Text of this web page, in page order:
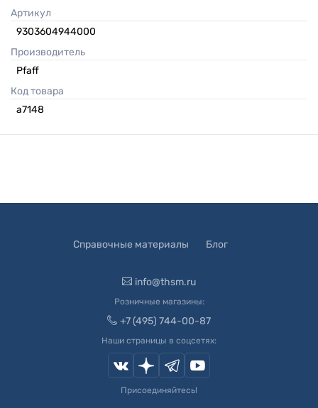
Артикул
9303604944000
Производитель
Pfaff
Код товара
а7148
Справочные материалы Блог
info@thsm.ru
Розничные магазины:
+7 (495) 744-00-87
Наши страницы в соцсетях:
Присоединяйтесь!